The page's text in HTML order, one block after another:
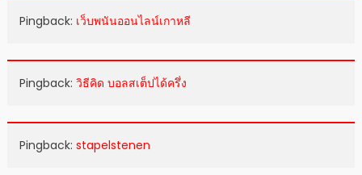
Pingback: เว็บพนันออนไลน์เกาหลี
Pingback: วิธีคิด บอลสเต็ปได้ครึ่ง
Pingback: stapelstenen